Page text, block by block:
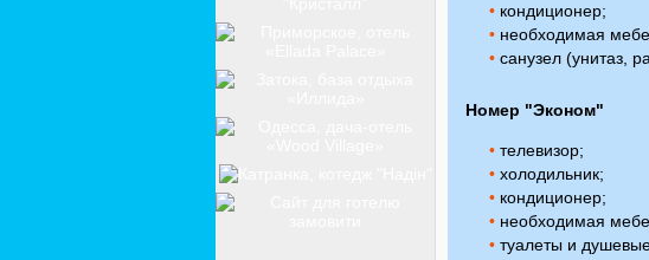
• кондиционер;
• необходимая
• санузел (унитаз,
Номер "Эконом"
• телевизор;
• холодильник;
• кондиционер;
• необходимая
• туалеты и